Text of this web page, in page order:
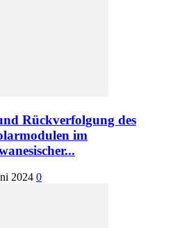
Rückverfolgung des
im
2024 0